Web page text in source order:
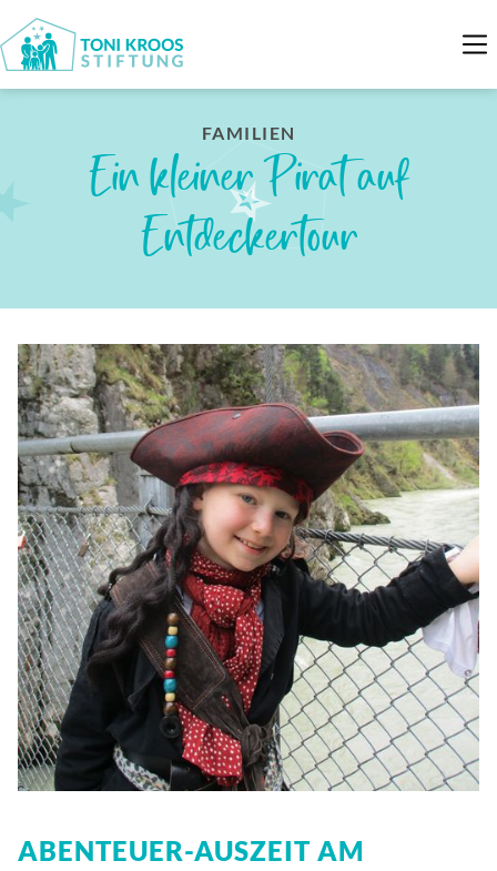
FAMILIEN
Ein kleiner Pirat auf
Entdeckertour
ABENTEUER-AUSZEIT AM